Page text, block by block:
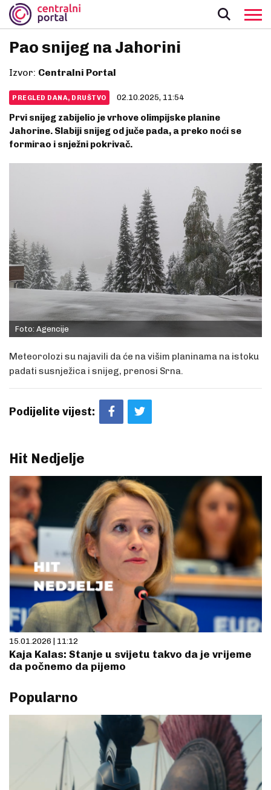
Pao snijeg na Jahorini
Izvor: Centralni Portal
PREGLED DANA, DRUŠTVO 02.10.2025, 11:54
Prvi snijeg zabijelio je vrhove olimpijske planine
Jahorine. Slabiji snijeg od juče pada, a preko noći se
formirao i snježni pokrivač.
Foto: Agencije
Meteorolozi su najavili da će na višim planinama na istoku
padati susnježica i snijeg, prenosi Srna.
Podijelite vijest:
Hit Nedjelje
15.01.2026 | 11:12
Kaja Kalas: Stanje u svijetu takvo da je vrijeme
da počnemo da pijemo
Popularno